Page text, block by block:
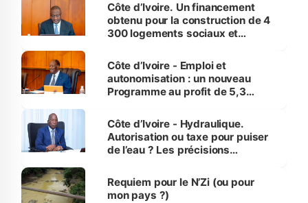
Côte d’Ivoire. Un financement
obtenu pour la construction de 4
300 logements sociaux et
et Yamoussoukro
Côte d’Ivoire - Emploi et
autonomisation : un nouveau
Programme au profit de 5,3
Côte d’Ivoire - Hydraulique.
Autorisation ou taxe pour puiser
de l’eau ? Les précisions
Requiem pour le N’Zi (ou pour
mon pays ?)